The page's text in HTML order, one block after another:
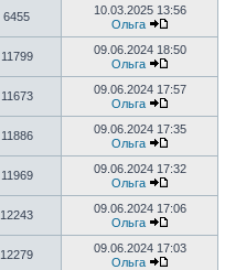
6455
10.03.2025 13:56
Ольга
11799
09.06.2024 18:50
Ольга
11673
09.06.2024 17:57
Ольга
11886
09.06.2024 17:35
Ольга
11969
09.06.2024 17:32
Ольга
12243
09.06.2024 17:06
Ольга
12279
09.06.2024 17:03
Ольга